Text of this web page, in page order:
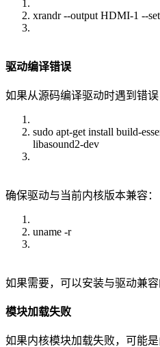
xrandr --output HDMI-1 --
驱动编译错误
如果从源码编译驱动时遇到错
sudo apt-get install build-
libasound2-dev
确保驱动与当前内核版本兼容：
uname -r
如果需要，可以安装与驱动兼容
模块加载失败
如果内核模块加载失败，可能